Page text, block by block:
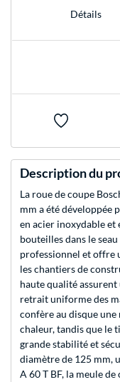
Détails
Description du
La roue de coupe
mm a été développée
en acier inoxydable et
bouteilles dans le
professionnel et offre
les chantiers de
haute qualité
retrait uniforme des
confère au disque une
chaleur, tandis que le
grande stabilité et
diamètre de 125 mm,
A 60 T BF, la meule